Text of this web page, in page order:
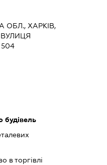
ОБЛ., ХАРКІВ,
504
будівель
в торгівлі